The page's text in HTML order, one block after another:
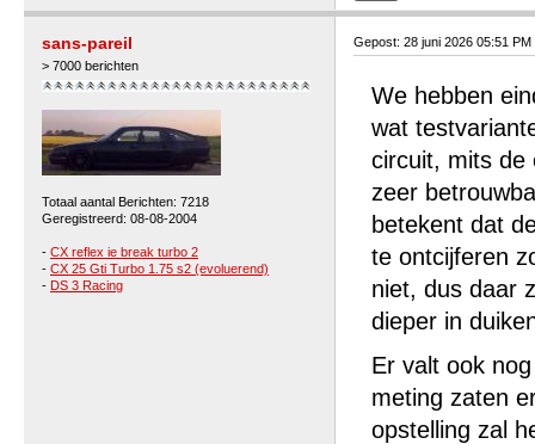
sans-pareil
> 7000 berichten
Totaal aantal Berichten: 7218
Geregistreerd: 08-08-2004
- CX reflex ie break turbo 2
- CX 25 Gti Turbo 1.75 s2 (evoluerend)
- DS 3 Racing
Gepost: 28 juni 2026 05:51 PM
We hebben
wat
circuit, mits de
zeer
betekent dat
te ontcijferen
niet, dus daar
dieper in
Er valt ook
meting zaten
opstelling zal